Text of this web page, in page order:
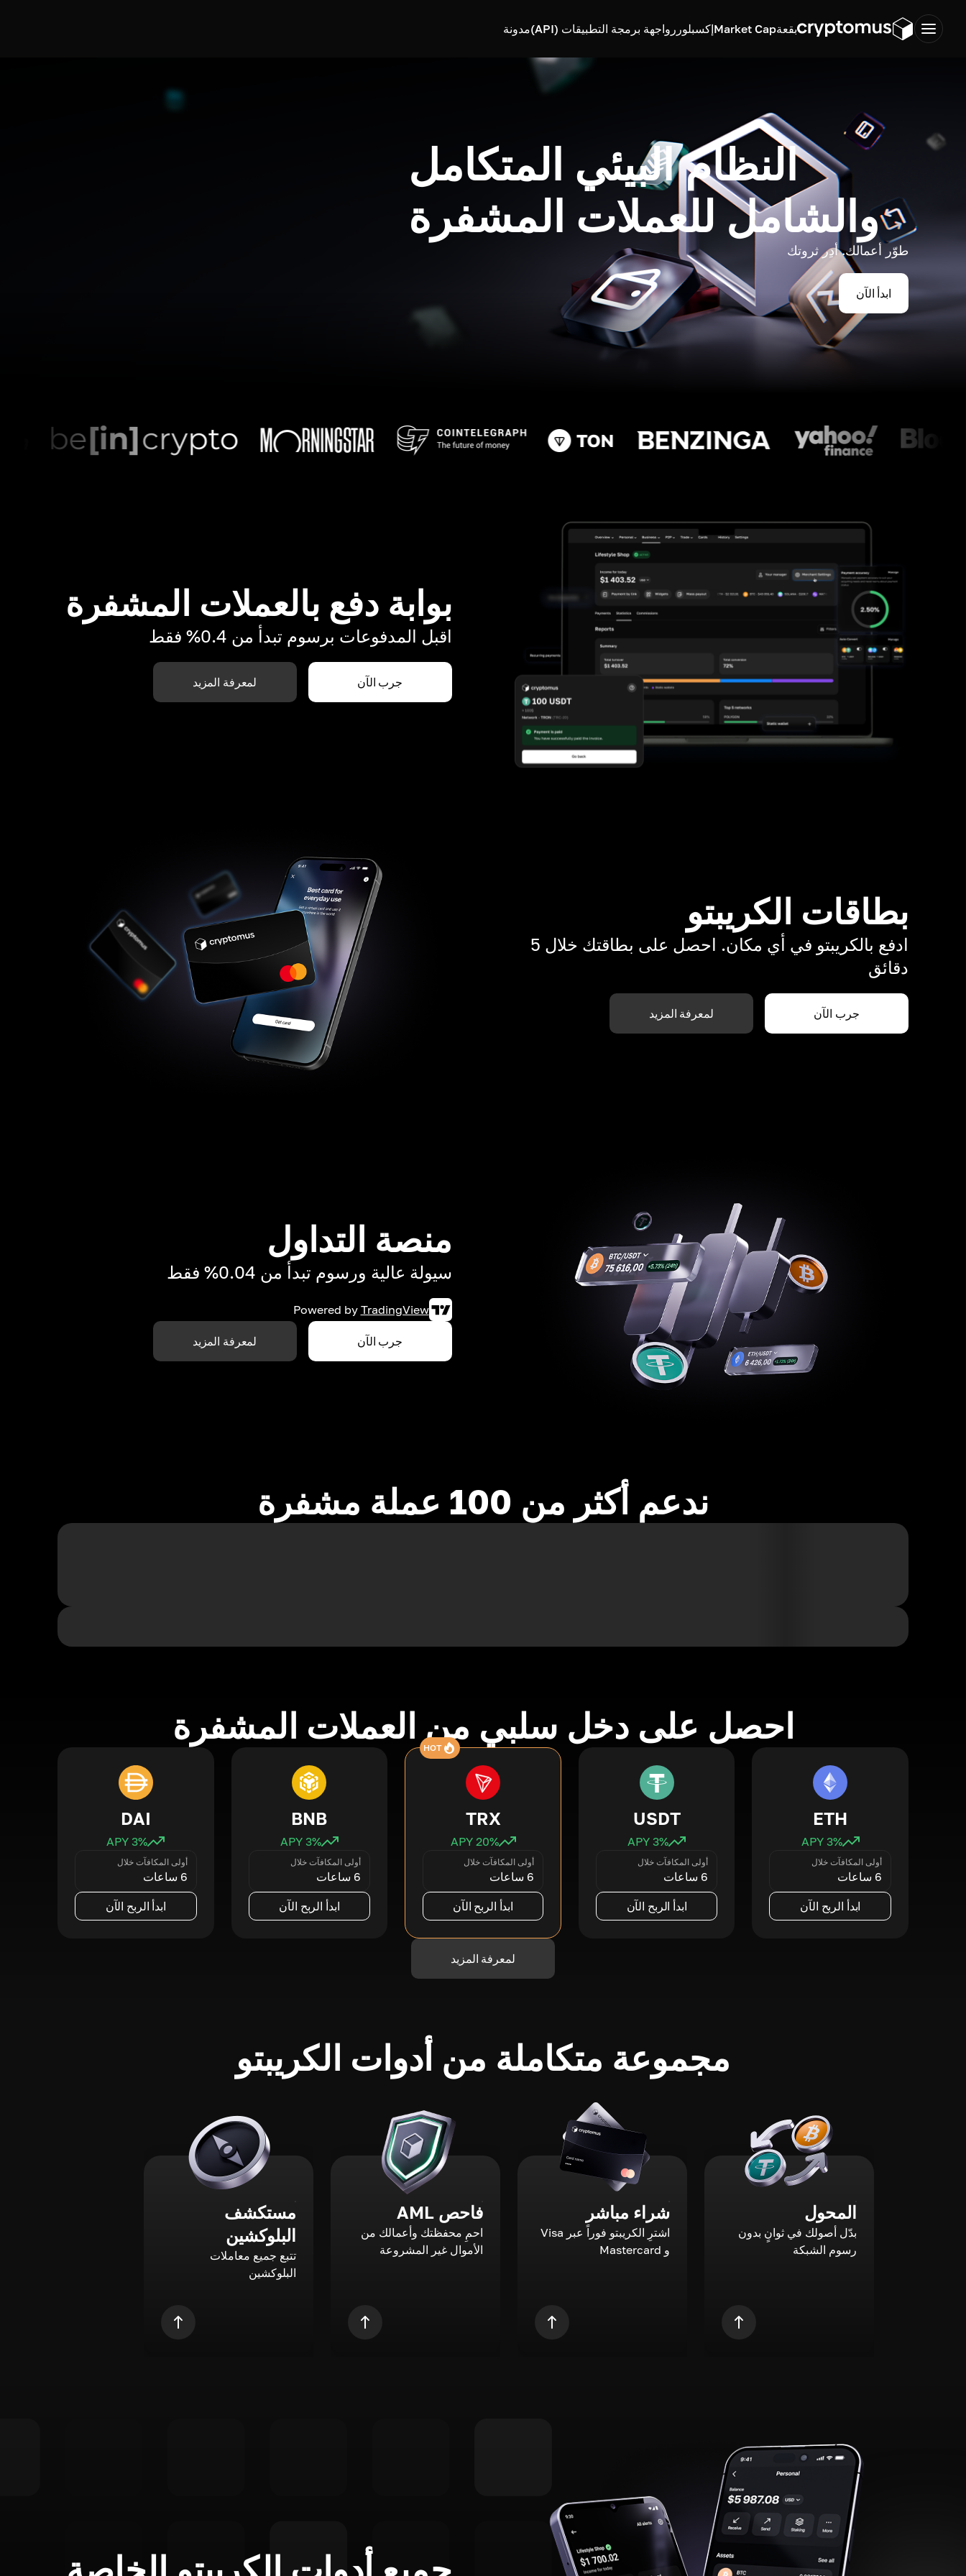
بقعةMarket Capإكسبلورر واجهة برمجة التطبيقات (API) مدونة
النظام البيئي المتكامل
والشامل للعملات المشفرة
طوّر أعمالك. أدِر ثروتك
ابدأ الآن
بوابة دفع بالعملات المشفرة
اقبل المدفوعات برسوم تبدأ من 0.4% فقط
جرب الآن لمعرفة المزيد
بطاقات الكريبتو
ادفع بالكريبتو في أي مكان. احصل على بطاقتك خلال 5
دقائق
جرب الآن لمعرفة المزيد
منصة التداول
سيولة عالية ورسوم تبدأ من 0.04% فقط
Powered by TradingView
جرب الآن لمعرفة المزيد
ندعم أكثر من 100 عملة مشفرة
احصل على دخل سلبي من العملات المشفرة
ETH
3% APY
أولى المكافآت خلال
6 ساعات
ابدأ الربح الآن
USDT
3% APY
أولى المكافآت خلال
6 ساعات
ابدأ الربح الآن
HOT
TRX
20% APY
أولى المكافآت خلال
6 ساعات
ابدأ الربح الآن
BNB
3% APY
أولى المكافآت خلال
6 ساعات
ابدأ الربح الآن
DAI
3% APY
أولى المكافآت خلال
6 ساعات
ابدأ الربح الآن
لمعرفة المزيد
مجموعة متكاملة من أدوات الكريبتو
المحول
بدّل أصولك في ثوانٍ بدون
رسوم الشبكة
شراء مباشر
اشترِ الكريبتو فوراً عبر Visa
و Mastercard
فاحص AML
احمِ محفظتك وأعمالك من
الأموال غير المشروعة
مستكشف
البلوكشين
تتبع جميع معاملات
البلوكشين